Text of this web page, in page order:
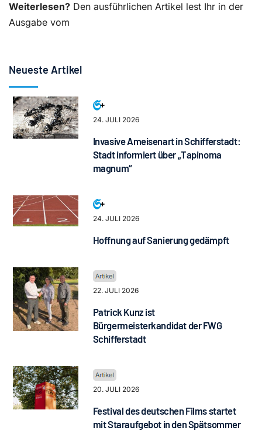
Weiterlesen? Den ausführlichen Artikel lest Ihr in der
Ausgabe vom
Neueste Artikel
24. JULI 2026
Invasive Ameisenart in Schifferstadt:
Stadt informiert über „Tapinoma
magnum“
24. JULI 2026
Hoffnung auf Sanierung gedämpft
22. JULI 2026
Patrick Kunz ist
Bürgermeisterkandidat der FWG
Schifferstadt
20. JULI 2026
Festival des deutschen Films startet
mit Staraufgebot in den Spätsommer